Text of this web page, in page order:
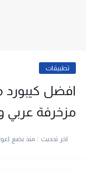
تطبيقات
افضل كيبورد
مزخرفة عربي
اخر تحديث :منذ بضع